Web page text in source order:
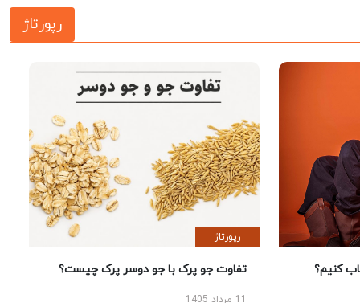
رپورتاژ
کنیم؟
رپورتاژ
تفاوت جو پرک با جو دوسر پرک چیست؟